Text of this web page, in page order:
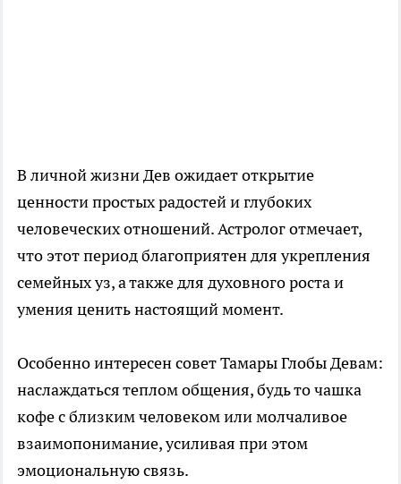
В личной жизни Дев ожидает открытие
ценности простых радостей и глубоких
человеческих отношений. Астролог отмечает,
что этот период благоприятен для укрепления
семейных уз, а также для духовного роста и
умения ценить настоящий момент.
Особенно интересен совет Тамары Глобы Девам:
наслаждаться теплом общения, будь то чашка
кофе с близким человеком или молчаливое
взаимопонимание, усиливая при этом
эмоциональную связь.